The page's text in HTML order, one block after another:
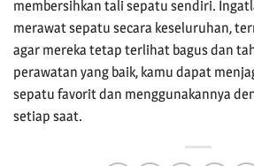
membersihkan tali sepatu sendiri.
merawat sepatu secara keseluruhan,
agar mereka tetap terlihat bagus dan
perawatan yang baik, kamu dapat
sepatu favorit dan menggunakannya
setiap saat.